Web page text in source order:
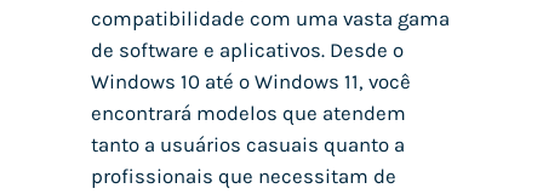
compatibilidade com uma vasta gama
de software e aplicativos. Desde o
Windows 10 até o Windows 11, você
encontrará modelos que atendem
tanto a usuários casuais quanto a
profissionais que necessitam de